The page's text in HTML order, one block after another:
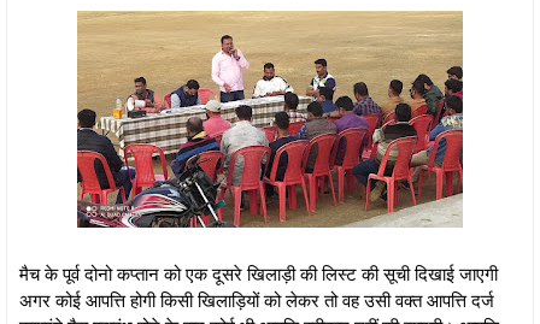
मैच के पूर्व दोनो कप्तान को एक दूसरे खिलाड़ी की लिस्ट की सूची दिखाई जाएगी
अगर कोई आपत्ति होगी किसी खिलाड़ियों को लेकर तो वह उसी वक्त आपत्ति दर्ज